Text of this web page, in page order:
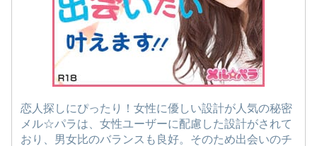
恋人探しにぴったり！女性に優しい設計が人気の秘密
メル☆パラは、女性ユーザーに配慮した設計がされて
おり、男女比のバランスも良好。そのため出会いのチ